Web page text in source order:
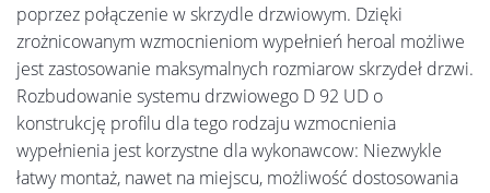
poprzez połączenie w skrzydle drzwiowym. Dzięki
zrożnicowanym wzmocnieniom wypełnień heroal możliwe
jest zastosowanie maksymalnych rozmiarow skrzydeł drzwi.
Rozbudowanie systemu drzwiowego D 92 UD o
konstrukcję profilu dla tego rodzaju wzmocnienia
wypełnienia jest korzystne dla wykonawcow: Niezwykle
łatwy montaż, nawet na miejscu, możliwość dostosowania